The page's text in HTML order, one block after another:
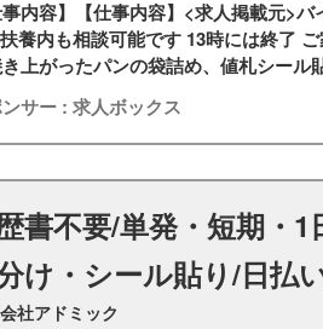
事内容】【仕事内容】<求人掲載元>
養内も相談可能です 13時には終了
き上がったパンの袋詰め、値札シー
サー : 求人ボックス
書不要/単発・短期・
け・シール貼り/日払
社アドミック